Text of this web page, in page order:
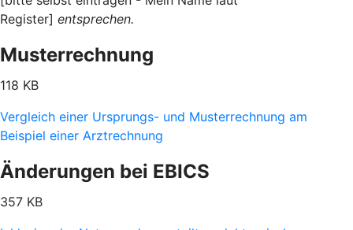
Register] entsprechen.
Musterrechnung
118 KB
Vergleich einer Ursprungs- und Musterrechnung am
Beispiel einer Arztrechnung
Änderungen bei EBICS
357 KB